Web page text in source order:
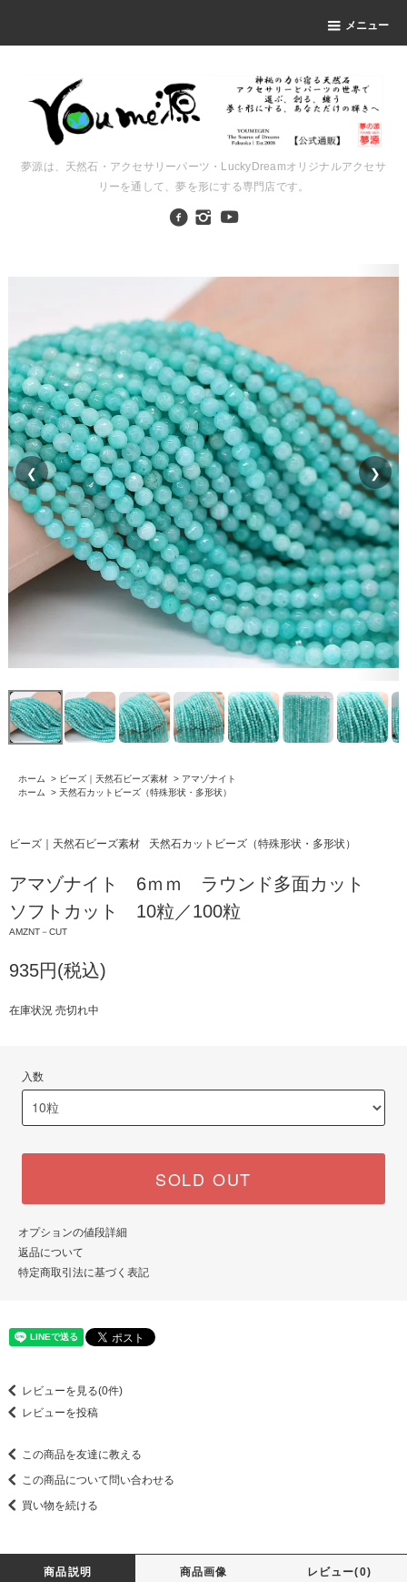
メニュー
夢源は、天然石・アクセサリーパーツ・LuckyDreamオリジナルアクセサ
リーを通して、夢を形にする専門店です。
❮ ❯
ホーム > ビーズ｜天然石ビーズ素材 > アマゾナイト
ホーム
> 天然石カットビーズ（特殊形状・多形状）
ビーズ｜天然石ビーズ素材 天然石カットビーズ（特殊形状・多形状）
アマゾナイト 6ｍｍ ラウンド多面カット
ソフトカット 10粒／100粒
AMZNT－CUT
935円(税込)
在庫状況 売切れ中
入数
SOLD OUT
オプションの値段詳細
返品について
特定商取引法に基づく表記
レビューを見る(0件)
レビューを投稿
この商品を友達に教える
この商品について問い合わせる
買い物を続ける
商品説明 商品画像 レビュー(0)